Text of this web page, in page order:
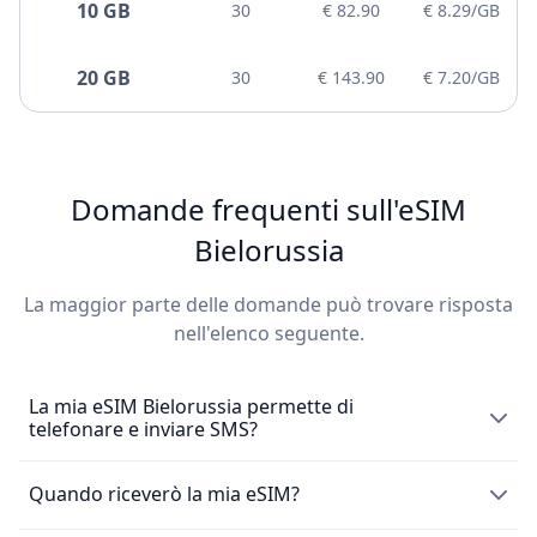
10 GB 30 € 82.90 € 8.29/GB
20 GB 30 € 143.90 € 7.20/GB
Domande frequenti sull'eSIM
Bielorussia
La maggior parte delle domande può trovare risposta
nell'elenco seguente.
La mia eSIM Bielorussia permette di
telefonare e inviare SMS?
L'eSIM Bielorussia consente esclusivamente l'utilizzo di
Quando riceverò la mia eSIM?